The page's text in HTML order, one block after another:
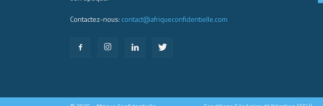
Contactez-nous: contact@afriqueconfidentielle.com